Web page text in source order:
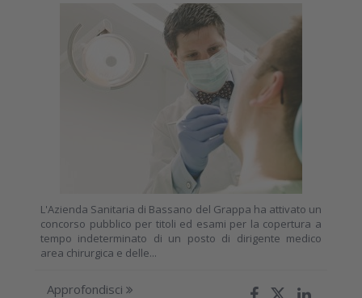
L'Azienda Sanitaria di Bassano del Grappa ha attivato un
concorso pubblico per titoli ed esami per la copertura a
tempo indeterminato di un posto di dirigente medico
area chirurgica e delle...
Approfondisci